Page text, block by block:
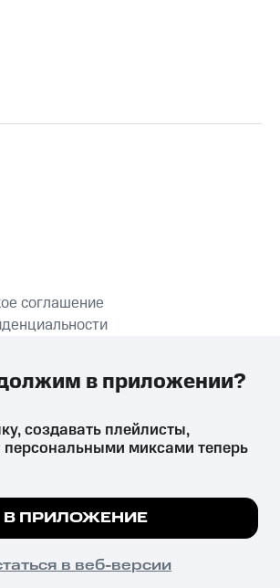
ПРИЛОЖЕНИЕ
соглашение
их аналогов причиняет вред здоровью,
запрещён и влечёт установленную
ответственность.
куки, чтобы на сайте все
ПОНЯТНО
создавать плейлисты,
персональными миксами теперь
В ПРИЛОЖЕНИЕ
в веб-версии